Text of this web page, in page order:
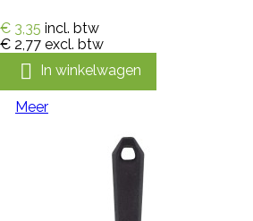
€ 3,35 incl. btw
€ 2,77 excl. btw
 In winkelwagen
Meer